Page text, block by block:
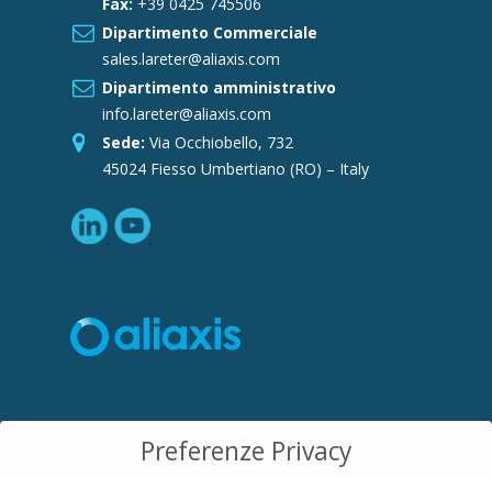
Dipartimento Commerciale
sales.lareter@aliaxis.com
Dipartimento amministrativo
info.lareter@aliaxis.com
Sede: Via Occhiobello, 732
45024 Fiesso Umbertiano (RO) – Italy
Preferenze Privacy